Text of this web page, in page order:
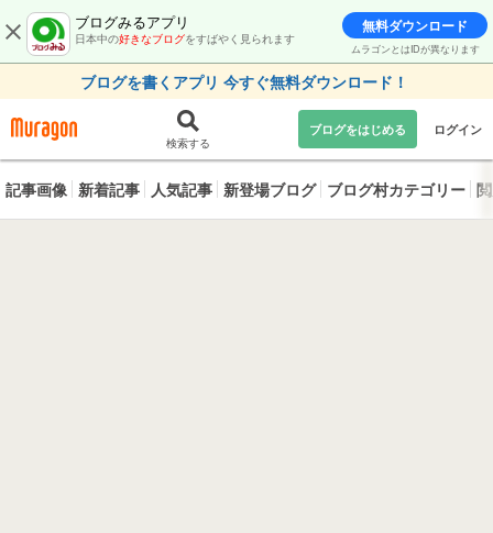
ブログみるアプリ
日本中の好きなブログをすばやく見られます
無料ダウンロード
ムラゴンとはIDが異なります
ブログを書くアプリ 今すぐ無料ダウンロード！
検索する
ブログをはじめる ログイン
記事画像 新着記事 人気記事 新登場ブログ ブログ村カテゴリー